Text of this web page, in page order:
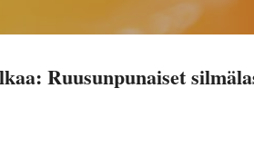
LISÄÄ…
Ruusunpunaiset